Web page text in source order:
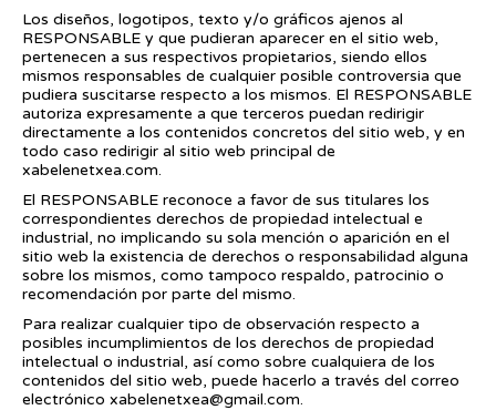
Los diseños, logotipos, texto y/o gráficos ajenos al
RESPONSABLE y que pudieran aparecer en el sitio web,
pertenecen a sus respectivos propietarios, siendo ellos
mismos responsables de cualquier posible controversia que
pudiera suscitarse respecto a los mismos. El RESPONSABLE
autoriza expresamente a que terceros puedan redirigir
directamente a los contenidos concretos del sitio web, y en
todo caso redirigir al sitio web principal de
xabelenetxea.com.
El RESPONSABLE reconoce a favor de sus titulares los
correspondientes derechos de propiedad intelectual e
industrial, no implicando su sola mención o aparición en el
sitio web la existencia de derechos o responsabilidad alguna
sobre los mismos, como tampoco respaldo, patrocinio o
recomendación por parte del mismo.
Para realizar cualquier tipo de observación respecto a
posibles incumplimientos de los derechos de propiedad
intelectual o industrial, así como sobre cualquiera de los
contenidos del sitio web, puede hacerlo a través del correo
electrónico xabelenetxea@gmail.com.